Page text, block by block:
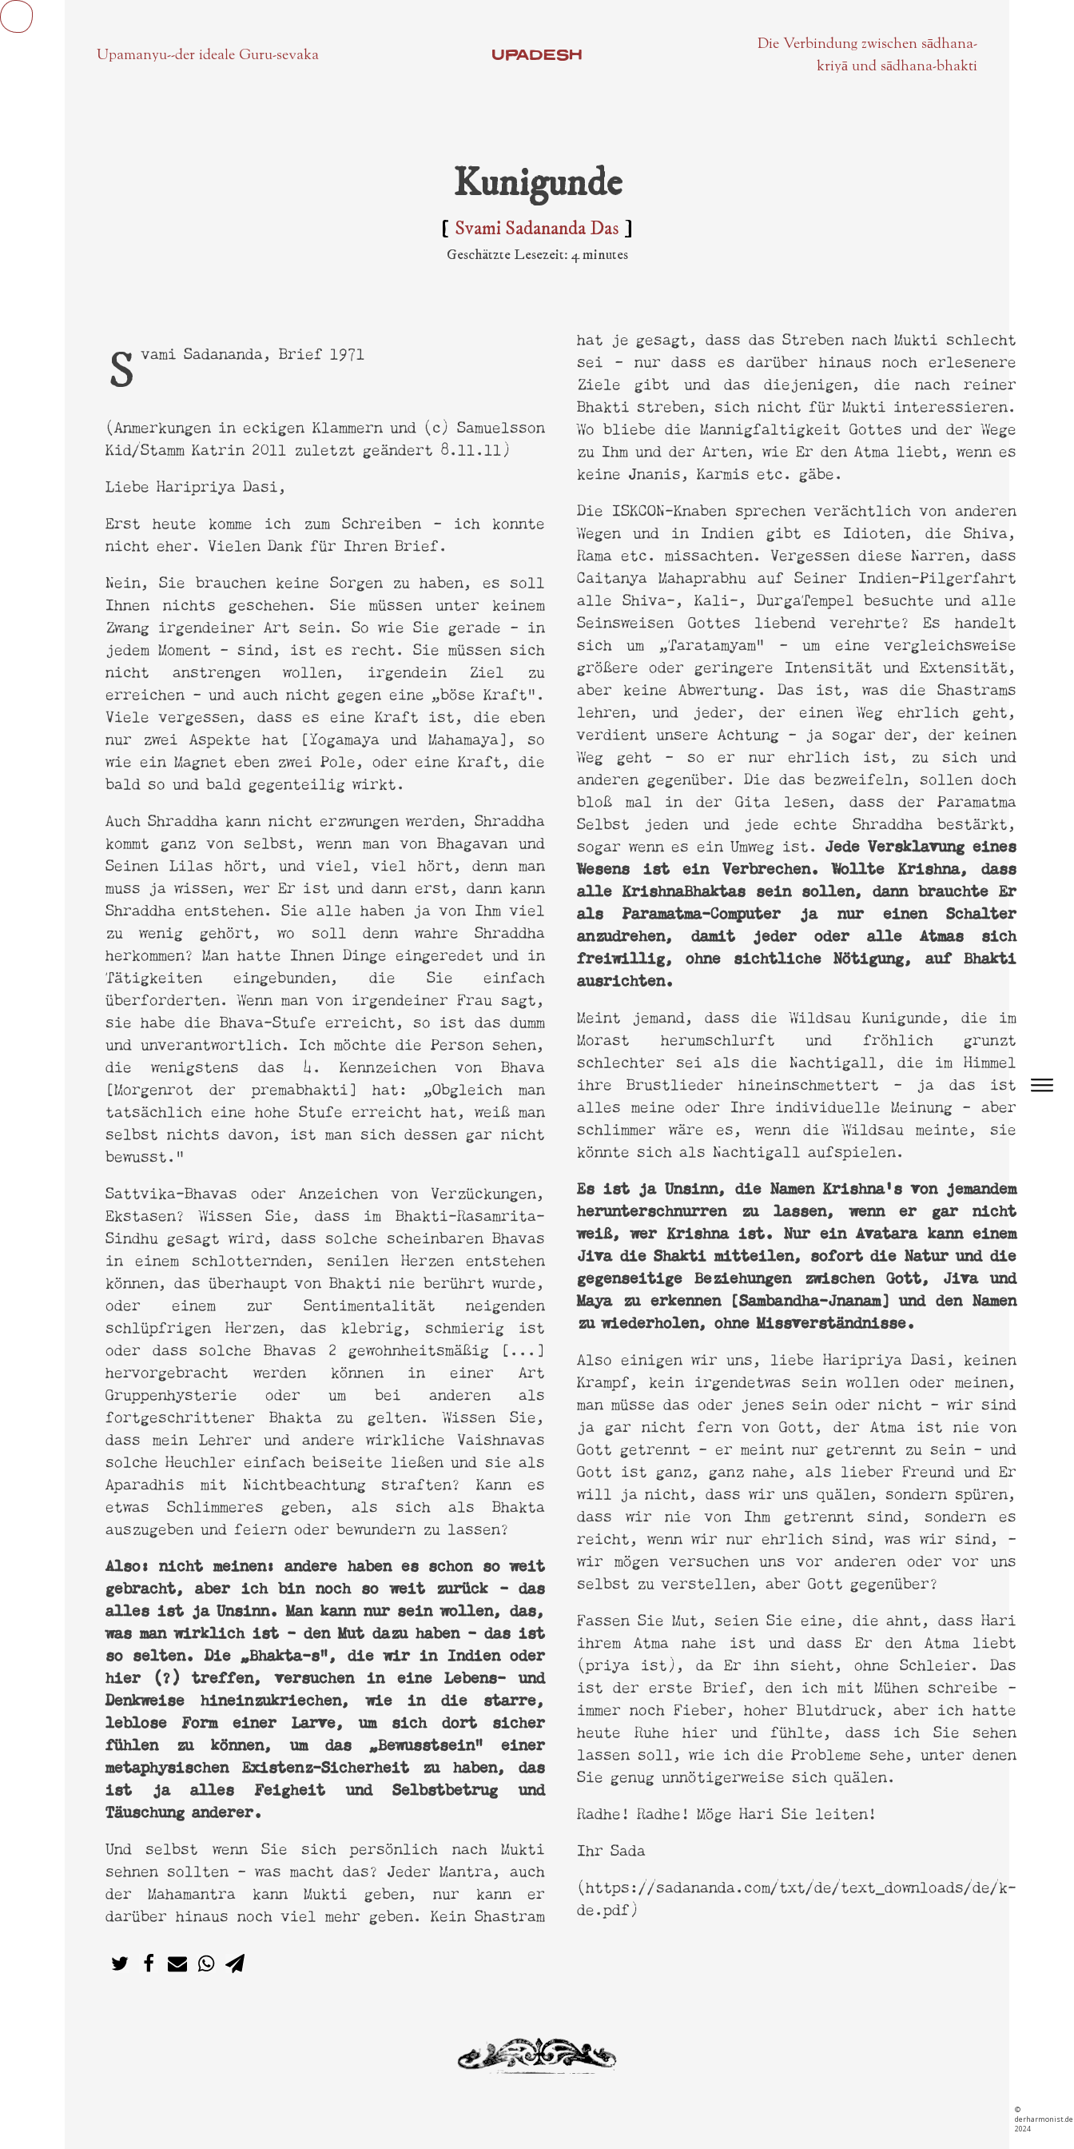
Upamanyu--der ideale Guru-sevaka UPADESH
Die Verbindung zwischen sādhana-
kriyā und sādhana-bhakti
Kunigunde
Svami Sadananda Das
Geschätzte Lesezeit: 4 minutes
Svami Sadananda, Brief 1971
(Anmerkungen in eckigen Klammern und © Samuelsson
Kid/Stamm Katrin 2011 zuletzt geändert 8.11.11)
Liebe Haripriya Dasi,
Erst heute komme ich zum Schreiben – ich konnte
nicht eher. Vielen Dank für Ihren Brief.
Nein, Sie brauchen keine Sorgen zu haben, es soll
Ihnen nichts geschehen. Sie müssen unter keinem
Zwang irgendeiner Art sein. So wie Sie gerade – in
jedem Moment – sind, ist es recht. Sie müssen sich
nicht anstrengen wollen, irgendein Ziel zu
erreichen – und auch nicht gegen eine „böse Kraft“.
Viele vergessen, dass es eine Kraft ist, die eben
nur zwei Aspekte hat [Yogamaya und Mahamaya], so
wie ein Magnet eben zwei Pole, oder eine Kraft, die
bald so und bald gegenteilig wirkt.
Auch Shraddha kann nicht erzwungen werden, Shraddha
kommt ganz von selbst, wenn man von Bhagavan und
Seinen Lilas hört, und viel, viel hört, denn man
muss ja wissen, wer Er ist und dann erst, dann kann
Shraddha entstehen. Sie alle haben ja von Ihm viel
zu wenig gehört, wo soll denn wahre Shraddha
herkommen? Man hatte Ihnen Dinge eingeredet und in
Tätigkeiten eingebunden, die Sie einfach
überforderten. Wenn man von irgendeiner Frau sagt,
sie habe die Bhava-Stufe erreicht, so ist das dumm
und unverantwortlich. Ich möchte die Person sehen,
die wenigstens das 4. Kennzeichen von Bhava
[Morgenrot der premabhakti] hat: „Obgleich man
tatsächlich eine hohe Stufe erreicht hat, weiß man
selbst nichts davon, ist man sich dessen gar nicht
bewusst.“
Sattvika-Bhavas oder Anzeichen von Verzückungen,
Ekstasen? Wissen Sie, dass im Bhakti-Rasamrita-
Sindhu gesagt wird, dass solche scheinbaren Bhavas
in einem schlotternden, senilen Herzen entstehen
können, das überhaupt von Bhakti nie berührt wurde,
oder einem zur Sentimentalität neigenden
schlüpfrigen Herzen, das klebrig, schmierig ist
oder dass solche Bhavas 2 gewohnheitsmäßig [...]
hervorgebracht werden können in einer Art
Gruppenhysterie oder um bei anderen als
fortgeschrittener Bhakta zu gelten. Wissen Sie,
dass mein Lehrer und andere wirkliche Vaishnavas
solche Heuchler einfach beiseite ließen und sie als
Aparadhis mit Nichtbeachtung straften? Kann es
etwas Schlimmeres geben, als sich als Bhakta
auszugeben und feiern oder bewundern zu lassen?
Also: nicht meinen: andere haben es schon so weit
gebracht, aber ich bin noch so weit zurück – das
alles ist ja Unsinn. Man kann nur sein wollen, das,
was man wirklich ist – den Mut dazu haben – das ist
so selten. Die „Bhakta-s“, die wir in Indien oder
hier (?) treffen, versuchen in eine Lebens- und
Denkweise hineinzukriechen, wie in die starre,
leblose Form einer Larve, um sich dort sicher
fühlen zu können, um das „Bewusstsein“ einer
metaphysischen Existenz-Sicherheit zu haben, das
ist ja alles Feigheit und Selbstbetrug und
Täuschung anderer.
Und selbst wenn Sie sich persönlich nach Mukti
sehnen sollten – was macht das? Jeder Mantra, auch
der Mahamantra kann Mukti geben, nur kann er
darüber hinaus noch viel mehr geben. Kein Shastram
hat je gesagt, dass das Streben nach Mukti schlecht
sei – nur dass es darüber hinaus noch erlesenere
Ziele gibt und das diejenigen, die nach reiner
Bhakti streben, sich nicht für Mukti interessieren.
Wo bliebe die Mannigfaltigkeit Gottes und der Wege
zu Ihm und der Arten, wie Er den Atma liebt, wenn es
keine Jnanis, Karmis etc. gäbe.
Die ISKCON-Knaben sprechen verächtlich von anderen
Wegen und in Indien gibt es Idioten, die Shiva,
Rama etc. missachten. Vergessen diese Narren, dass
Caitanya Mahaprabhu auf Seiner Indien-Pilgerfahrt
alle Shiva-, Kali-, DurgaTempel besuchte und alle
Seinsweisen Gottes liebend verehrte? Es handelt
sich um „Taratamyam” – um eine vergleichsweise
größere oder geringere Intensität und Extensität,
aber keine Abwertung. Das ist, was die Shastrams
lehren, und jeder, der einen Weg ehrlich geht,
verdient unsere Achtung – ja sogar der, der keinen
Weg geht – so er nur ehrlich ist, zu sich und
anderen gegenüber. Die das bezweifeln, sollen doch
bloß mal in der Gita lesen, dass der Paramatma
Selbst jeden und jede echte Shraddha bestärkt,
sogar wenn es ein Umweg ist. Jede Versklavung eines
Wesens ist ein Verbrechen. Wollte Krishna, dass
alle KrishnaBhaktas sein sollen, dann brauchte Er
als Paramatma-Computer ja nur einen Schalter
anzudrehen, damit jeder oder alle Atmas sich
freiwillig, ohne sichtliche Nötigung, auf Bhakti
ausrichten.
Meint jemand, dass die Wildsau Kunigunde, die im
Morast herumschlurft und fröhlich grunzt
schlechter sei als die Nachtigall, die im Himmel
ihre Brustlieder hineinschmettert – ja das ist
alles meine oder Ihre individuelle Meinung – aber
schlimmer wäre es, wenn die Wildsau meinte, sie
könnte sich als Nachtigall aufspielen.
Es ist ja Unsinn, die Namen Krishna’s von jemandem
herunterschnurren zu lassen, wenn er gar nicht
weiß, wer Krishna ist. Nur ein Avatara kann einem
Jiva die Shakti mitteilen, sofort die Natur und die
gegenseitige Beziehungen zwischen Gott, Jiva und
Maya zu erkennen [Sambandha-Jnanam] und den Namen
zu wiederholen, ohne Missverständnisse.
Also einigen wir uns, liebe Haripriya Dasi, keinen
Krampf, kein irgendetwas sein wollen oder meinen,
man müsse das oder jenes sein oder nicht – wir sind
ja gar nicht fern von Gott, der Atma ist nie von
Gott getrennt – er meint nur getrennt zu sein – und
Gott ist ganz, ganz nahe, als lieber Freund und Er
will ja nicht, dass wir uns quälen, sondern spüren,
dass wir nie von Ihm getrennt sind, sondern es
reicht, wenn wir nur ehrlich sind, was wir sind, –
wir mögen versuchen uns vor anderen oder vor uns
selbst zu verstellen, aber Gott gegenüber?
Fassen Sie Mut, seien Sie eine, die ahnt, dass Hari
ihrem Atma nahe ist und dass Er den Atma liebt
(priya ist), da Er ihn sieht, ohne Schleier. Das
ist der erste Brief, den ich mit Mühen schreibe –
immer noch Fieber, hoher Blutdruck, aber ich hatte
heute Ruhe hier und fühlte, dass ich Sie sehen
lassen soll, wie ich die Probleme sehe, unter denen
Sie genug unnötigerweise sich quälen.
Radhe! Radhe! Möge Hari Sie leiten!
Ihr Sada
(https://sadananda.com/txt/de/text_downloads/de/k-
de.pdf)
©
derharmonist.de
2024
Online-Magazin
Sarasvati Thakur & Seine Schüler
haribol@derharmonist.de
www.shyamdasbaba.com
www.sadananda.com